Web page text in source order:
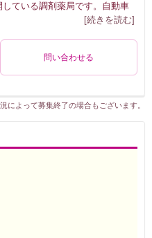
ている調剤薬局です。自動車
[続きを読む]
問い合わせる
によって募集終了の場合もございます。